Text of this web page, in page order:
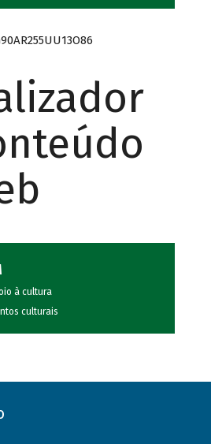
à cultura
culturais